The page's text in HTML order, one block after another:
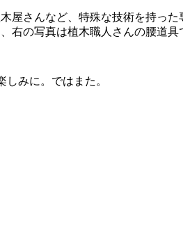
屋さんなど、特殊な技術を持っ
右の写真は植木職人さんの腰道具
みに。ではまた。